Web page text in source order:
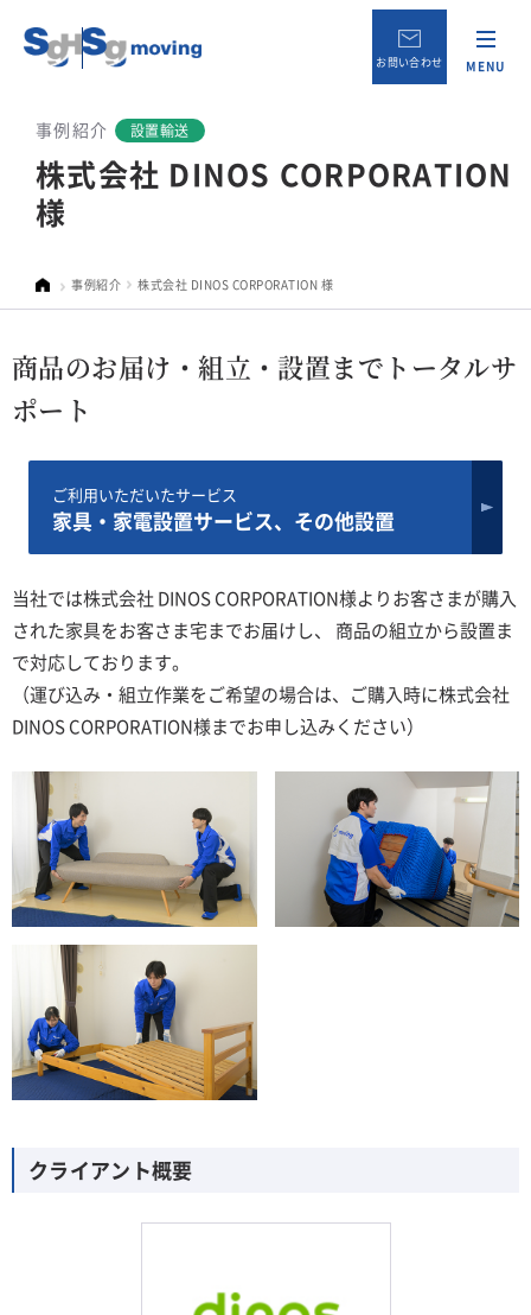
お問い合わせ MENU
事例紹介 設置輸送
株式会社 DINOS CORPORATION
様
事例紹介 株式会社 DINOS CORPORATION 様
商品のお届け・組立・設置までトータルサ
ポート
ご利用いただいたサービス
家具・家電設置サービス、その他設置
当社では株式会社 DINOS CORPORATION様よりお客さまが購入
された家具をお客さま宅までお届けし、 商品の組立から設置ま
で対応しております。
（運び込み・組立作業をご希望の場合は、ご購入時に株式会社
DINOS CORPORATION様までお申し込みください）
クライアント概要